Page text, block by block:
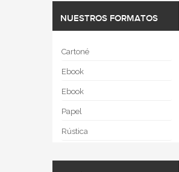
NUESTROS FORMATOS
Cartoné
Ebook
Ebook
Papel
Rústica